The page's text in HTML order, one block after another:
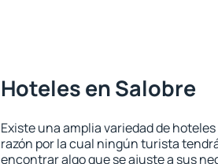
Hoteles en Salobre
Existe una amplia variedad de
razón por la cual ningún turista
encontrar algo que se ajuste a sus